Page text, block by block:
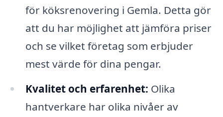
för köksrenovering i Gemla. Detta gör
att du har möjlighet att jämföra priser
och se vilket företag som erbjuder
mest värde för dina pengar.
Kvalitet och erfarenhet: Olika
hantverkare har olika nivåer av